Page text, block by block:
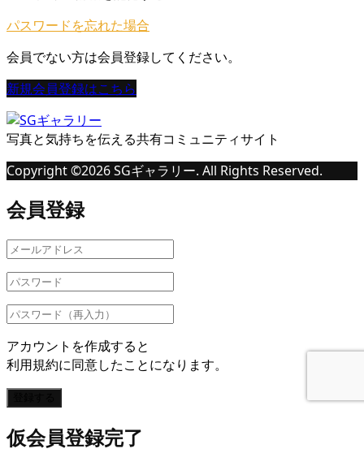
パスワードを忘れた場合
会員でない方は会員登録してください。
新規会員登録はこちら
写真と気持ちを伝える共有コミュニティサイト
Copyright ©2026SGギャラリー. All Rights Reserved.
会員登録
アカウントを作成すると
利用規約に同意したことになります。
仮会員登録完了